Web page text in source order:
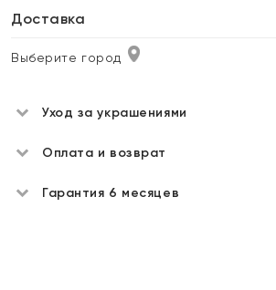
Доставка
Выберите город
Уход за украшениями
Оплата и возврат
Гарантия 6 месяцев